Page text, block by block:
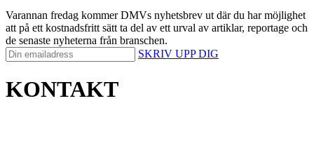
Varannan fredag kommer DMVs nyhetsbrev ut där du har möjlighet
att på ett kostnadsfritt sätt ta del av ett urval av artiklar, reportage och
de senaste nyheterna från branschen.
SKRIV UPP DIG
KONTAKT